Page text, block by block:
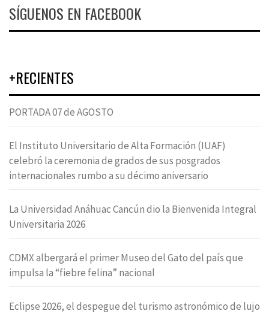
SÍGUENOS EN FACEBOOK
+RECIENTES
PORTADA 07 de AGOSTO
El Instituto Universitario de Alta Formación (IUAF)
celebró la ceremonia de grados de sus posgrados
internacionales rumbo a su décimo aniversario
La Universidad Anáhuac Cancún dio la Bienvenida Integral
Universitaria 2026
CDMX albergará el primer Museo del Gato del país que
impulsa la “fiebre felina” nacional
Eclipse 2026, el despegue del turismo astronómico de lujo